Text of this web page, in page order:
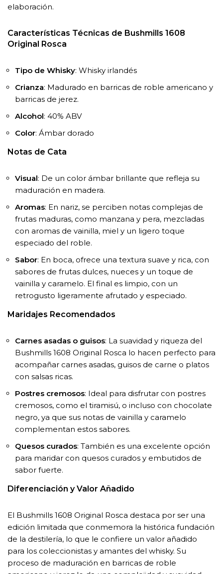
elaboración.
Características Técnicas de Bushmills 1608
Original Rosca
Tipo de Whisky: Whisky irlandés
Crianza: Madurado en barricas de roble americano y
barricas de jerez.
Alcohol: 40% ABV
Color: Ámbar dorado
Notas de Cata
Visual: De un color ámbar brillante que refleja su
maduración en madera.
Aromas: En nariz, se perciben notas complejas de
frutas maduras, como manzana y pera, mezcladas
con aromas de vainilla, miel y un ligero toque
especiado del roble.
Sabor: En boca, ofrece una textura suave y rica, con
sabores de frutas dulces, nueces y un toque de
vainilla y caramelo. El final es limpio, con un
retrogusto ligeramente afrutado y especiado.
Maridajes Recomendados
Carnes asadas o guisos: La suavidad y riqueza del
Bushmills 1608 Original Rosca lo hacen perfecto para
acompañar carnes asadas, guisos de carne o platos
con salsas ricas.
Postres cremosos: Ideal para disfrutar con postres
cremosos, como el tiramisú, o incluso con chocolate
negro, ya que sus notas de vainilla y caramelo
complementan estos sabores.
Quesos curados: También es una excelente opción
para maridar con quesos curados y embutidos de
sabor fuerte.
Diferenciación y Valor Añadido
El Bushmills 1608 Original Rosca destaca por ser una
edición limitada que conmemora la histórica fundación
de la destilería, lo que le confiere un valor añadido
para los coleccionistas y amantes del whisky. Su
proceso de maduración en barricas de roble